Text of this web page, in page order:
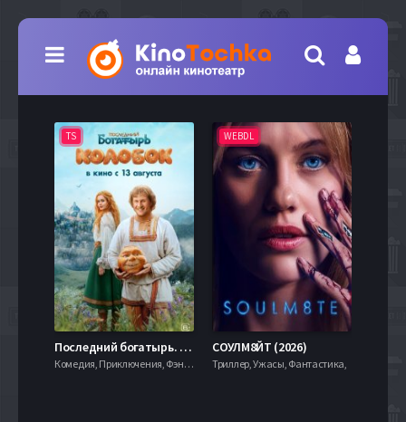
TS
Последний богатырь. Колобок (2026)
Комедия, Приключения, Фэнтези,
WEBDL
СОУЛМ8ЙТ (2026)
Триллер, Ужасы, Фантастика,